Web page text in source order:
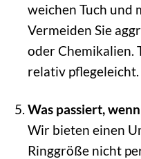
weichen Tuch und
Vermeiden Sie
oder Chemikalien.
relativ pflegeleicht.
Was passiert,
Wir bieten einen
Ringgröße nicht